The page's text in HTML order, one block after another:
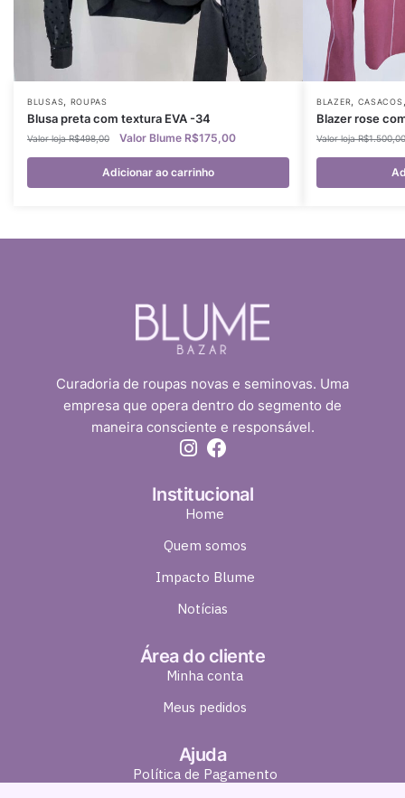
BLUSAS, ROUPAS
Blusa preta com textura EVA -34
R$498,00 R$175,00
Adicionar ao carrinho
BLAZER, CASACOS
Blazer rose
R$1.500,00
Curadoria de roupas novas e seminovas. Uma
empresa que opera dentro do segmento de
maneira consciente e responsável.
Institucional
Home
Quem somos
Impacto Blume
Notícias
Área do cliente
Minha conta
Meus pedidos
Ajuda
Política de Pagamento